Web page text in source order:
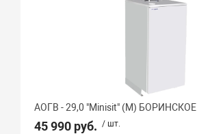
АОГВ - 29,0 "Minisit" (М) БОРИНСКОЕ
45 990 руб. / шт.